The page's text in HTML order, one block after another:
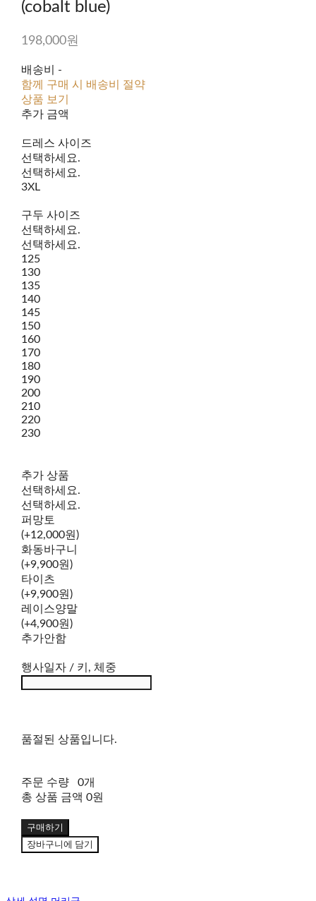
(cobalt blue)
198,000원
배송비 -
함께 구매 시 배송비 절약
상품 보기
추가 금액
드레스 사이즈
선택하세요.
선택하세요.
3XL
구두 사이즈
선택하세요.
선택하세요.
125
130
135
140
145
150
160
170
180
190
200
210
220
230
추가 상품
선택하세요.
선택하세요.
퍼망토
(+12,000원)
화동바구니
(+9,900원)
타이츠
(+9,900원)
레이스양말
(+4,900원)
추가안함
행사일자 / 키, 체중
품절된 상품입니다.
주문 수량
0개
총 상품 금액 0원
구매하기
장바구니에 담기